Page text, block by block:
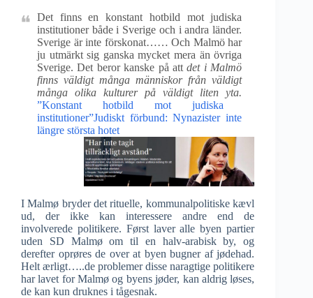
Det finns en konstant hotbild mot judiska
institutioner både i Sverige och i andra länder.
Sverige är inte förskonat…… Och Malmö har
ju utmärkt sig ganska mycket mera än övriga
Sverige. Det beror kanske på attdet i Malmö
finns väldigt många människor från väldigt
många olika kulturer på väldigt liten yta.
”Konstant hotbild mot judiska
institutioner”Judiskt förbund: Nynazister inte
längre största hotet
I Malmø bryder det rituelle, kommunalpolitiske kævl
ud, der ikke kan interessere andre end de
involverede politikere. Først laver alle byen partier
uden SD Malmø om til en halv-arabisk by, og
derefter oprøres de over at byen bugner af jødehad.
Helt ærligt…..de problemer disse naragtige politikere
har lavet for Malmø og byens jøder, kan aldrig løses,
de kan kun druknes i tågesnak.